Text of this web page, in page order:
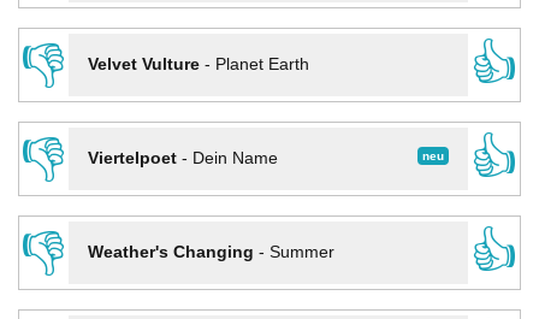
👎
Velvet Vulture- Planet Earth
👍
👎
neu
Viertelpoet- Dein Name
👍
👎
Weather's Changing - Summer
👍